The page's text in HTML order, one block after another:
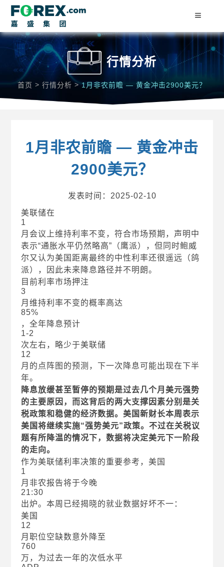
行情分析
首页 > 行情分析 > 1月非农前瞻 — 黄金冲击2900美元？
1月非农前瞻 — 黄金冲击
2900美元？
发表时间：2025-02-10
美联储在
1
月会议上维持利率不变，符合市场预期，声明中
表示“通胀水平仍然略高”（鹰派），但同时鲍威
尔又认为美国距离最终的中性利率还很遥远（鸽
派），因此未来降息路径并不明朗。
目前利率市场押注
3
月维持利率不变的概率高达
85%
，全年降息预计
1-2
次左右，略少于美联储
12
月的点阵图的预测，下一次降息可能出现在下半
年。
降息放缓甚至暂停的预期是过去几个月美元强势
的主要原因，而这背后的两大支撑因素分别是关
税政策和稳健的经济数据。美国新财长本周表示
美国将继续实施“强势美元”政策。不过在关税议
题有所降温的情况下，数据将决定美元下一阶段
的走向。
作为美联储利率决策的重要参考，美国
1
月非农报告将于今晚
21:30
出炉。本周已经揭晓的就业数据好坏不一：
美国
12
月职位空缺数意外降至
760
万，为过去一年的次低水平